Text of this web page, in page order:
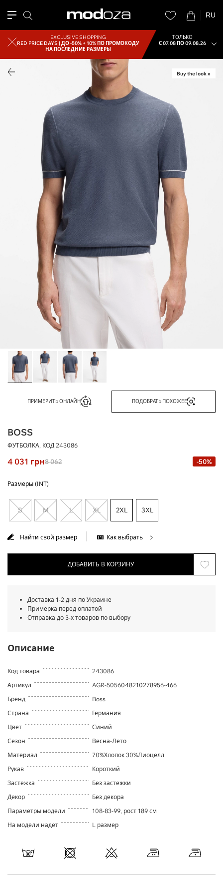
RU
EXCLUSIVE SHOPPING
RED PRICE DAYS |ДО -50% + 10% ПО ПРОМОКОДУ
НА ПОСЛЕДНИЕ РАЗМЕРЫ
ТОЛЬКО
С 07.08 ПО 09.08.26
Buy the look »
ПРИМЕРИТЬ ОНЛАЙН ПОДОБРАТЬ ПОХОЖЕЕ
BOSS
ФУТБОЛКА, КОД 243086
4 031 грн8 062 -50%
Размеры (INT)
S M L XL 2XL 3XL
Найти свой размер Как выбрать
ДОБАВИТЬ В КОРЗИНУ
Доставка 1-2 дня по Украине
Примерка перед оплатой
Отправка до 3-х товаров по выбору
Описание
Код товара
243086
Артикул
AGR-5056048210278956-466
Бренд
Boss
Страна
Германия
Цвет
Синий
Сезон
Весна-Лето
Материал
70%Хлопок 30%Лиоцелл
Рукав
Короткий
Застежка
Без застежки
Декор
Без декора
Параметры модели
108-83-99, рост 189 см
На модели надет
L размер